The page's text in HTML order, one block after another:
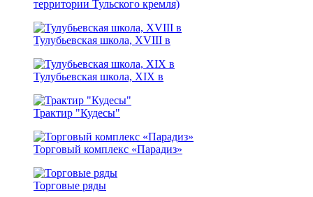
территории Тульского кремля)
Тулубьевская школа, ХVIII в
Тулубьевская школа, ХIX в
Трактир "Кудесы"
Торговый комплекс «Парадиз»
Торговые ряды